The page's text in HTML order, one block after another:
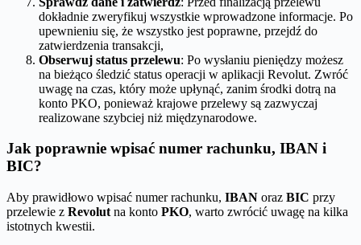
dokładnie zweryfikuj wszystkie wprowadzone informacje. Po
upewnieniu się, że wszystko jest poprawne, przejdź do
zatwierdzenia transakcji,
Obserwuj status przelewu: Po wysłaniu pieniędzy możesz
na bieżąco śledzić status operacji w aplikacji Revolut. Zwróć
uwagę na czas, który może upłynąć, zanim środki dotrą na
konto PKO, ponieważ krajowe przelewy są zazwyczaj
realizowane szybciej niż międzynarodowe.
Jak poprawnie wpisać numer rachunku, IBAN i
BIC?
Aby prawidłowo wpisać numer rachunku, IBAN oraz BIC przy
przelewie z Revolut na konto PKO, warto zwrócić uwagę na kilka
istotnych kwestii.